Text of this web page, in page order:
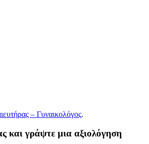
– Γυναικολόγος.
και γράψτε μια αξιολόγηση